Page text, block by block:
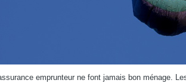
emprunteur ne font jamais bon ménage.